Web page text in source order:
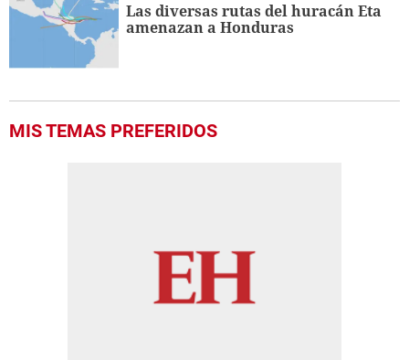
Las diversas rutas del huracán Eta
amenazan a Honduras
MIS TEMAS PREFERIDOS